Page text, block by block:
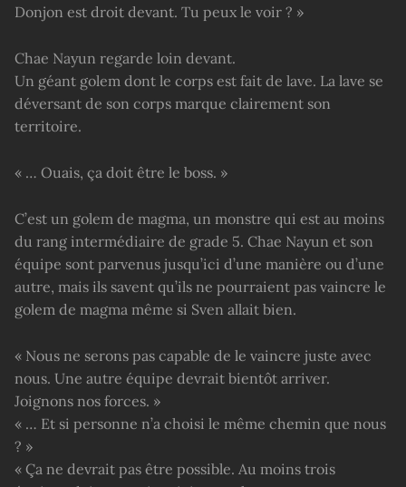
Donjon est droit devant. Tu peux le voir ? »
Chae Nayun regarde loin devant.
Un géant golem dont le corps est fait de lave. La lave se
déversant de son corps marque clairement son
territoire.
« … Ouais, ça doit être le boss. »
C’est un golem de magma, un monstre qui est au moins
du rang intermédiaire de grade 5. Chae Nayun et son
équipe sont parvenus jusqu’ici d’une manière ou d’une
autre, mais ils savent qu’ils ne pourraient pas vaincre le
golem de magma même si Sven allait bien.
« Nous ne serons pas capable de le vaincre juste avec
nous. Une autre équipe devrait bientôt arriver.
Joignons nos forces. »
« … Et si personne n’a choisi le même chemin que nous
? »
« Ça ne devrait pas être possible. Au moins trois